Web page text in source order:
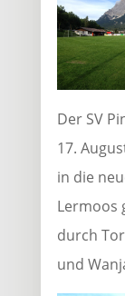
Der SV
17.
in die
Lermoos
durch
und